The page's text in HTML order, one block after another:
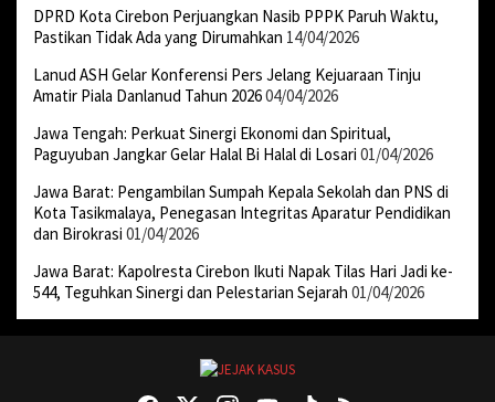
DPRD Kota Cirebon Perjuangkan Nasib PPPK Paruh Waktu,
Pastikan Tidak Ada yang Dirumahkan 14/04/2026
Lanud ASH Gelar Konferensi Pers Jelang Kejuaraan Tinju
Amatir Piala Danlanud Tahun 202604/04/2026
Jawa Tengah: Perkuat Sinergi Ekonomi dan Spiritual,
Paguyuban Jangkar Gelar Halal Bi Halal di Losari 01/04/2026
Jawa Barat: Pengambilan Sumpah Kepala Sekolah dan PNS di
Kota Tasikmalaya, Penegasan Integritas Aparatur Pendidikan
dan Birokrasi 01/04/2026
Jawa Barat: Kapolresta Cirebon Ikuti Napak Tilas Hari Jadi ke-
544, Teguhkan Sinergi dan Pelestarian Sejarah 01/04/2026